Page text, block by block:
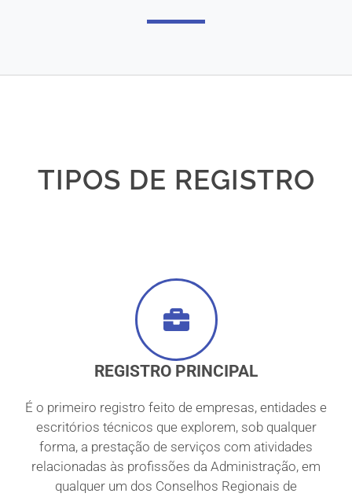
TIPOS DE REGISTRO
REGISTRO PRINCIPAL
É o primeiro registro feito de empresas, entidades e
escritórios técnicos que explorem, sob qualquer
forma, a prestação de serviços com atividades
relacionadas às profissões da Administração, em
qualquer um dos Conselhos Regionais de